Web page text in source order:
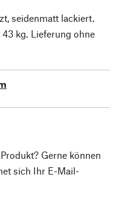
seidenmatt lackiert.
kg. Lieferung ohne
Gerne können
sich Ihr E-Mail-